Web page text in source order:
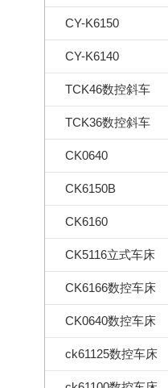
CY-K6150
CY-K6140
TCK46数控斜车
TCK36数控斜车
CK0640
CK6150B
CK6160
CK5116立式车床
CK6166数控车床
CK0640数控车床
ck61125数控车床